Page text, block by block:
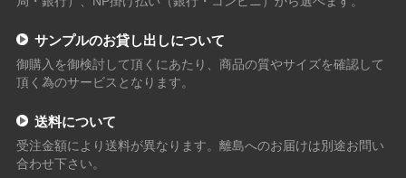
サンプルのお貸し出しについて
御購入を御検討して頂くにあたり、商品の質やサイズを確認して
頂く為のサービスとなります。
送料について
受注金額により送料が異なります。離島へのお届けは別途お問い
合わせ下さい。